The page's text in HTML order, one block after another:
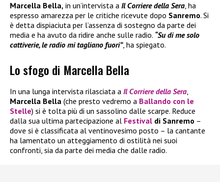
Marcella Bella, in un’intervista a Il Corriere della Sera, ha
espresso amarezza per le critiche ricevute dopo Sanremo. Si
è detta dispiaciuta per l’assenza di sostegno da parte dei
media e ha avuto da ridire anche sulle radio. “Su di me solo
cattiverie, le radio mi tagliano fuori”, ha spiegato.
Lo sfogo di Marcella Bella
In una lunga intervista rilasciata a Il Corriere della Sera
Marcella Bella (che presto vedremo a Ballando con le
Stelle) si è tolta più di un sassolino dalle scarpe. Reduce
dalla sua ultima partecipazione al Festival di Sanremo –
dove si è classificata al ventinovesimo posto – la cantante
ha lamentato un atteggiamento di ostilità nei suoi
confronti, sia da parte dei media che dalle radio.